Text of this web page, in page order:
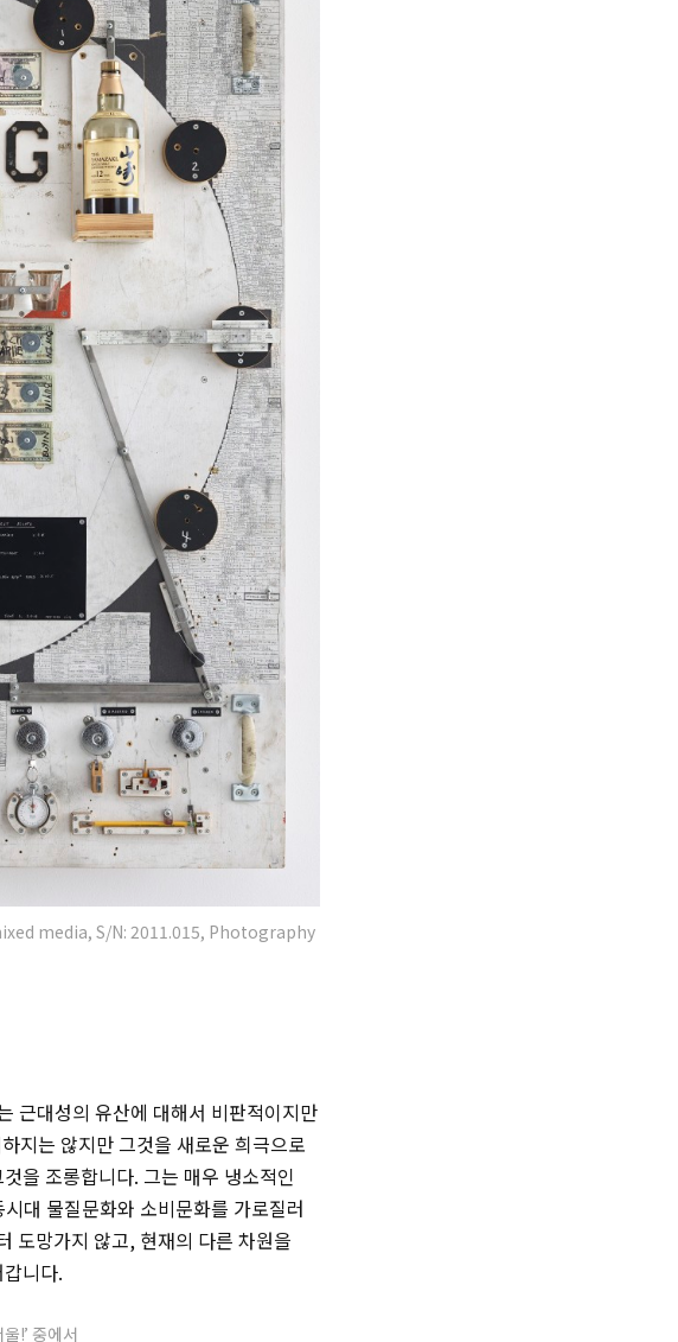
media, S/N: 2011.015, Photography
근대성의 유산에 대해서 비판적이지만
지는 않지만 그것을 새로운 희극으로
을 조롱합니다. 그는 매우 냉소적인
대 물질문화와 소비문화를 가로질러
도망가지 않고, 현재의 다른 차원을
니다.
!’ 중에서